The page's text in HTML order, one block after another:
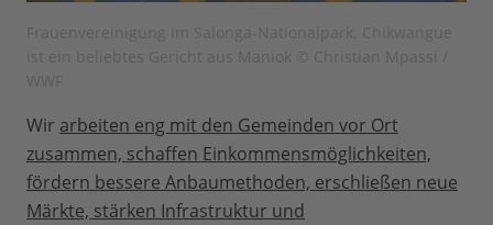
Wir arbeiten eng mit den Gemeinden vor Ort
zusammen, schaffen Einkommensmöglichkeiten,
fördern bessere Anbaumethoden, erschließen neue
Märkte, stärken Infrastruktur und